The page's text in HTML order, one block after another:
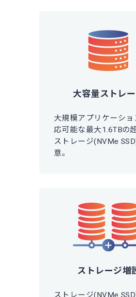
大容量ストレ
大規模アプリケーショ
応可能な最大1.6TBの
ストレージ(NVMe
意。
ストレージ増
ストレージ(NVMe